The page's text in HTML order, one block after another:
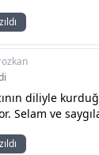
diliyle
Selam ve